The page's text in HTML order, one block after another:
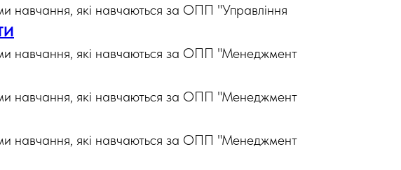
навчання, які навчаються за ОПП "Управління
навчання, які навчаються за ОПП "Менеджмент
навчання, які навчаються за ОПП "Менеджмент
навчання, які навчаються за ОПП "Менеджмент